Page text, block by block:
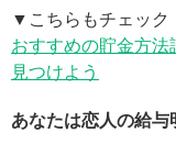
▼こちらもチェック
おすすめの貯金方
見つけよう
あなたは恋人の給与